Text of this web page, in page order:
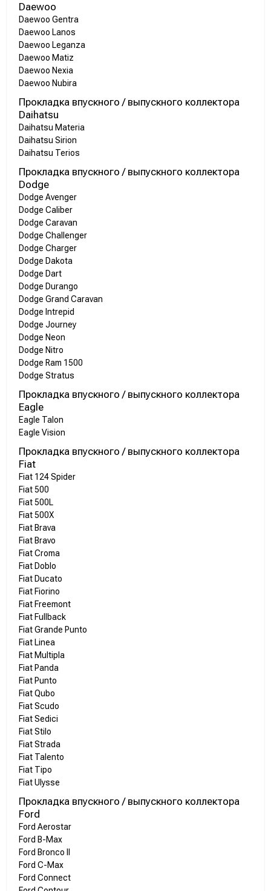
Daewoo
Daewoo Gentra
Daewoo Lanos
Daewoo Leganza
Daewoo Matiz
Daewoo Nexia
Daewoo Nubira
Прокладка впускного / выпускного коллектора
Daihatsu
Daihatsu Materia
Daihatsu Sirion
Daihatsu Terios
Прокладка впускного / выпускного коллектора
Dodge
Dodge Avenger
Dodge Caliber
Dodge Caravan
Dodge Challenger
Dodge Charger
Dodge Dakota
Dodge Dart
Dodge Durango
Dodge Grand Caravan
Dodge Intrepid
Dodge Journey
Dodge Neon
Dodge Nitro
Dodge Ram 1500
Dodge Stratus
Прокладка впускного / выпускного коллектора
Eagle
Eagle Talon
Eagle Vision
Прокладка впускного / выпускного коллектора
Fiat
Fiat 124 Spider
Fiat 500
Fiat 500L
Fiat 500X
Fiat Brava
Fiat Bravo
Fiat Croma
Fiat Doblo
Fiat Ducato
Fiat Fiorino
Fiat Freemont
Fiat Fullback
Fiat Grande Punto
Fiat Linea
Fiat Multipla
Fiat Panda
Fiat Punto
Fiat Qubo
Fiat Scudo
Fiat Sedici
Fiat Stilo
Fiat Strada
Fiat Talento
Fiat Tipo
Fiat Ulysse
Прокладка впускного / выпускного коллектора
Ford
Ford Aerostar
Ford B-Max
Ford Bronco II
Ford C-Max
Ford Connect